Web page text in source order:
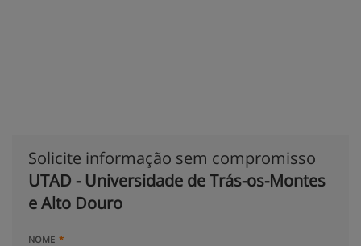
Solicite informação sem compromisso
UTAD - Universidade de Trás-os-Montes
e Alto Douro
NOME